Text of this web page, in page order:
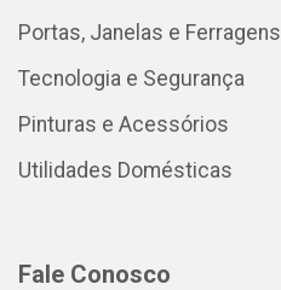
Portas, Janelas e Ferragens
Tecnologia e Segurança
Pinturas e Acessórios
Utilidades Domésticas
Fale Conosco